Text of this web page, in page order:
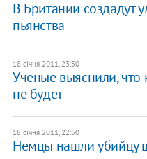
В Британии создадут
пьянства
18 січня 2011, 23:50
Ученые выяснили, что
не будет
18 січня 2011, 22:50
Немцы нашли убийцу